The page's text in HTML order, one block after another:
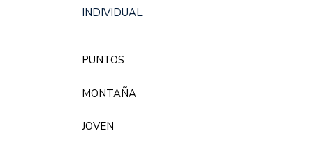
INDIVIDUAL
PUNTOS
MONTAÑA
JOVEN